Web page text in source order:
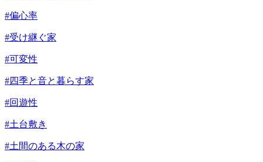
#偏心率
#受け継ぐ家
#可変性
#四季と音と暮らす家
#回遊性
#土台敷き
#土間のある木の家